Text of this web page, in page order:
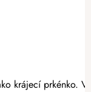
krájecí prkénko.